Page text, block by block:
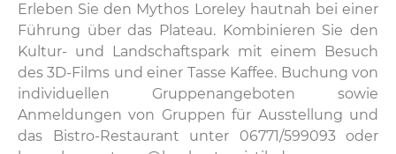
Erleben Sie den Mythos Loreley hautnah bei einer
Führung über das Plateau. Kombinieren Sie den
Kultur- und Landschaftspark mit einem Besuch
des 3D-Films und einer Tasse Kaffee. Buchung von
individuellen Gruppenangeboten sowie
Anmeldungen von Gruppen für Ausstellung und
das Bistro-Restaurant unter 06771/599093 oder